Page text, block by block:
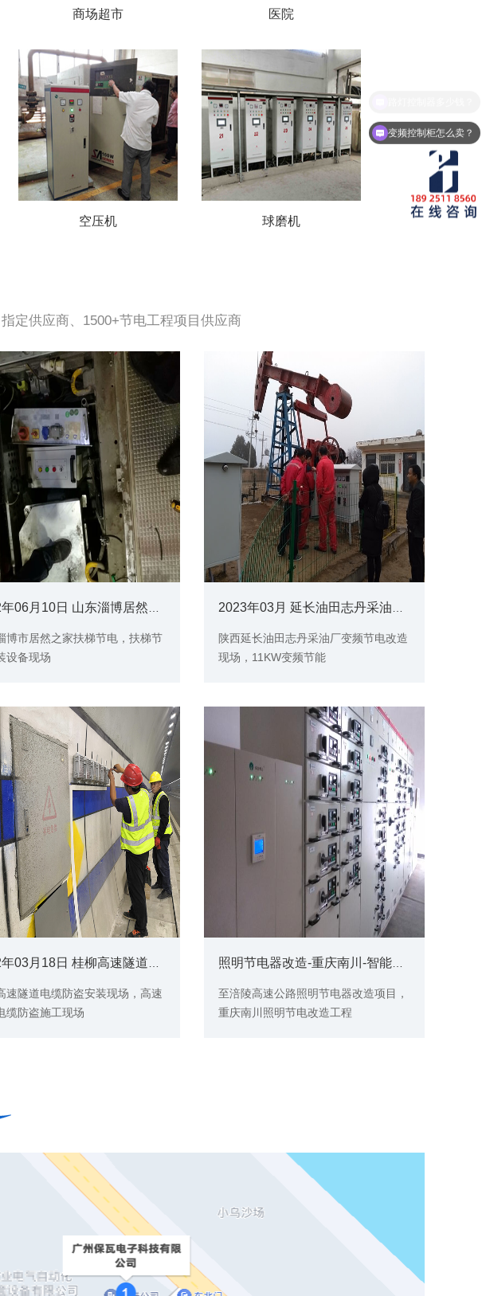
商场超市 医院
空压机 球磨机
定供应商、1500+节电工程项目供应商
博市居然之家扶梯节电，扶梯节
设备现场
陕西延长油田志丹采油厂变频节电改造
现场，11KW变频节能
速隧道电缆防盗安装现场，高速
缆防盗施工现场
照明节电器改造-重庆南川-智能照明案例
至涪陵高速公路照明节电器改造项目，
重庆南川照明节电改造工程
变频控制柜怎么卖？